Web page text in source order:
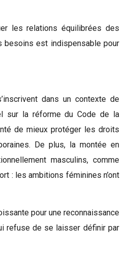
les relations équilibrées des
besoins est indispensable pour
dans un contexte de
sur la réforme du Code de la
de mieux protéger les droits
De plus, la montée en
masculins, comme
: les ambitions féminines n’ont
pour une reconnaissance
refuse de se laisser définir par